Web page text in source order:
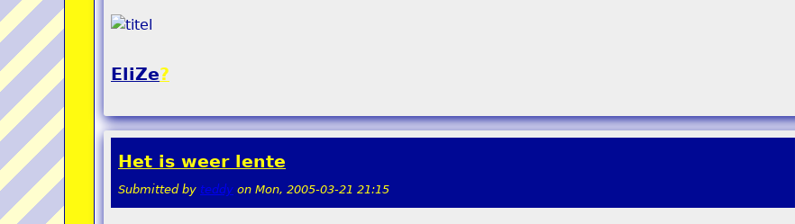
EliZe?
Het is weer lente
Submitted by teddy on Mon, 2005-03-21 21:15